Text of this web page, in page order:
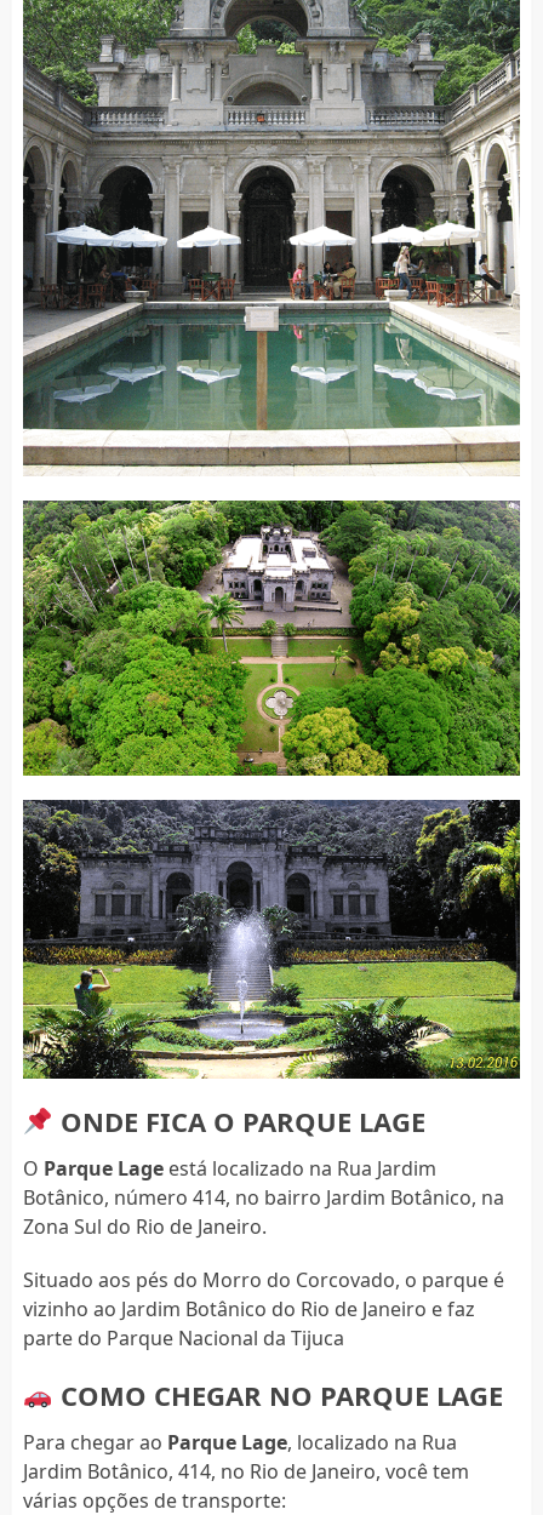
ONDE FICA O PARQUE LAGE
O Parque Lageestá localizado na Rua Jardim
Botânico, número 414, no bairro Jardim Botânico, na
Zona Sul do Rio de Janeiro.
Situado aos pés do Morro do Corcovado, o parque é
vizinho ao Jardim Botânico do Rio de Janeiro e faz
parte do Parque Nacional da Tijuca
COMO CHEGAR NO PARQUE LAGE
Para chegar ao Parque Lage, localizado na Rua
Jardim Botânico, 414, no Rio de Janeiro, você tem
várias opções de transporte: